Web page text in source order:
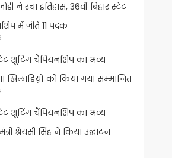
ने रचा इतिहास, 36वीं बिहार स्टेट
में जीते 11 पदक
शूटिंग चैंपियनशिप का भव्य
खिलाडिय़ों को किया गया सम्मानित
शूटिंग चैंपियनशिप का भव्य
श्रेयसी सिंह ने किया उद्घाटन